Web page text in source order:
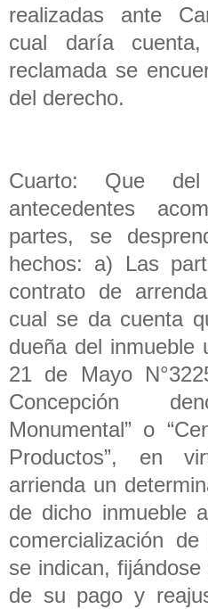
realizadas ante
cual daría
reclamada se
del derecho.
Cuarto: Que
antecedentes
partes, se
hechos: a) Las
contrato de
cual se da cuenta
dueña del inmueble
21 de Mayo
Concepción
Monumental” o
Productos”, en
arrienda un
de dicho inmueble
comercialización
se indican,
de su pago y